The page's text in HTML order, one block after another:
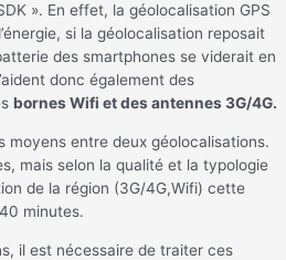
». En effet, la géolocalisation GPS
si la géolocalisation reposait
des smartphones se viderait en
donc également des
bornes Wifi et des antennes 3G/4G.
moyens entre deux géolocalisations.
mais selon la qualité et la typologie
de la région (3G/4G,Wifi) cette
minutes.
il est nécessaire de traiter ces